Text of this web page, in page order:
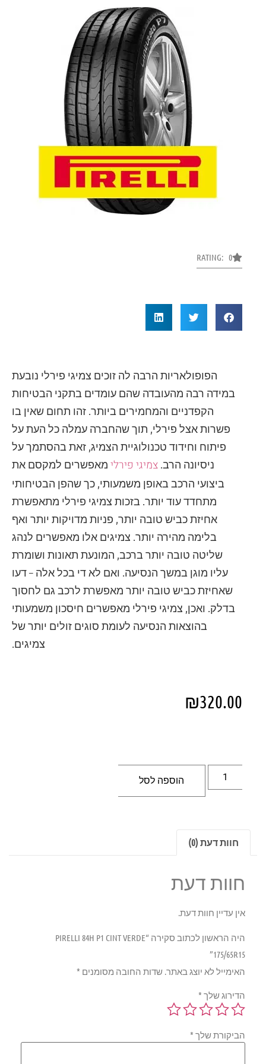
RATING: 0
הפופולאריות הרבה לה זוכים צמיגי פירלי נובעת
במידה רבה מהעובדה שהם עומדים בתקני הבטיחות
הקפדניים והמחמירים ביותר. זהו תחום שאין בו
פשרות אצל פירלי, תוך שהחברה עמלה כל העת על
פיתוח וחידוד טכנולוגיית הצמיג, זאת בהסתמך על
ניסיונה הרב. צמיגי פירלימאפשרים למקסם את
ביצועי הרכב באופן משמעותי, כך שהפן הבטיחותי
מתחדד עוד יותר. בזכות צמיגי פירלי מתאפשרת
אחיזת כביש טובה יותר, פניות מדויקות יותר ואף
בלימה מהירה יותר. צמיגים אלו מאפשרים לנהג
שליטה טובה יותר ברכב, המונעת תאונות ושומרת
עליו מוגן במשך הנסיעה. ואם לא די בכל אלה – דעו
שאחיזת כביש טובה יותר מאפשרת לרכב גם לחסוך
בדלק. ואכן, צמיגי פירלי מאפשרים חיסכון משמעותי
בהוצאות הנסיעה לעומת סוגים זולים יותר של
צמיגים.
₪320.00
הוספה לסל
חוות דעת (0)
חוות דעת
אין עדיין חוות דעת.
היה הראשון לכתוב סקירה “PIRELLI 84H P1 CINT VERDE
175/65R15”
האימייל לא יוצג באתר.שדות החובה מסומנים*
הדירוג שלך*
הביקורת שלך*